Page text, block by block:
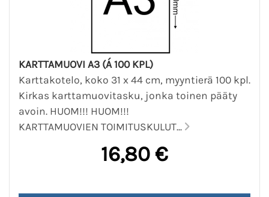
KARTTAMUOVI A3 (Á 100 KPL)
Karttakotelo, koko 31 x 44 cm, myyntierä 100 kpl.
Kirkas karttamuovitasku, jonka toinen pääty
avoin. HUOM!!! HUOM!!!
KARTTAMUOVIEN TOIMITUSKULUT...
16,80 €